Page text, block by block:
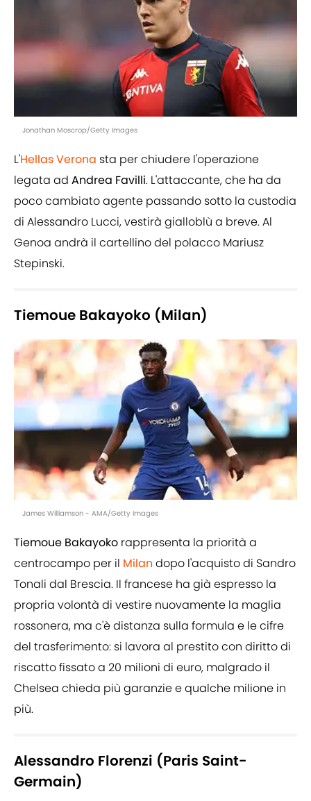
Jonathan Moscrop/Getty Images
L'Hellas Verona sta per chiudere l'operazione
legata ad Andrea Favilli. L'attaccante, che ha da
poco cambiato agente passando sotto la custodia
di Alessandro Lucci, vestirà gialloblù a breve. Al
Genoa andrà il cartellino del polacco Mariusz
Stepinski.
Tiemoue Bakayoko (Milan)
James Williamson - AMA/Getty Images
Tiemoue Bakayoko rappresenta la priorità a
centrocampo per il Milan dopo l'acquisto di Sandro
Tonali dal Brescia. Il francese ha già espresso la
propria volontà di vestire nuovamente la maglia
rossonera, ma c'è distanza sulla formula e le cifre
del trasferimento: si lavora al prestito con diritto di
riscatto fissato a 20 milioni di euro, malgrado il
Chelsea chieda più garanzie e qualche milione in
più.
Alessandro Florenzi (Paris Saint-
Germain)